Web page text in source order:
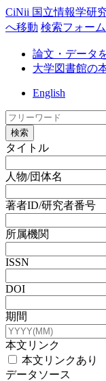
CiNii 国立情報学研
へ移動 検索フォー
論文・データ
大学図書館の
English
検索
タイトル
人物/団体名
著者ID/研究者番号
所属機関
ISSN
DOI
期間
本文リンク
本文リンクあり
データソース